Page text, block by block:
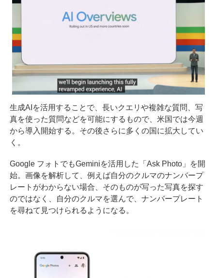
生成AIを活用することで、長いクエリや複雑な質問、写
真を使った質問などを可能にするもので、米国では今週
から導入開始する。その後さらに多くの国に拡大してい
く。
Google フォトでもGeminiを活用した「Ask Photo」を開
始。画像を解析して、例えば自分のクルマのナンバープ
レートがわからない場合、そのものが写った写真を探す
のではなく、自分のクルマを選んで、ナンバープレート
を尋ねて見つけられるようになる。